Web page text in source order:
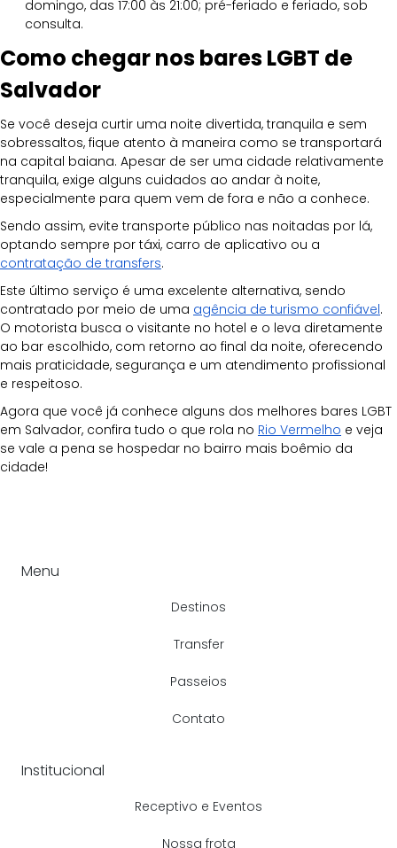
domingo, das 17:00 às 21:00; pré-feriado e feriado, sob
consulta.
Como chegar nos bares LGBT de
Salvador
Se você deseja curtir uma noite divertida, tranquila e sem
sobressaltos, fique atento à maneira como se transportará
na capital baiana. Apesar de ser uma cidade relativamente
tranquila, exige alguns cuidados ao andar à noite,
especialmente para quem vem de fora e não a conhece.
Sendo assim, evite transporte público nas noitadas por lá,
optando sempre por táxi, carro de aplicativo ou a
contratação de transfers.
Este último serviço é uma excelente alternativa, sendo
contratado por meio de uma agência de turismo confiável.
O motorista busca o visitante no hotel e o leva diretamente
ao bar escolhido, com retorno ao final da noite, oferecendo
mais praticidade, segurança e um atendimento profissional
e respeitoso.
Agora que você já conhece alguns dos melhores bares LGBT
em Salvador, confira tudo o que rola no Rio Vermelho e veja
se vale a pena se hospedar no bairro mais boêmio da
cidade!
Institucional
Receptivo e Eventos
Nossa frota
Menu
Destinos
Transfer
Passeios
Contato